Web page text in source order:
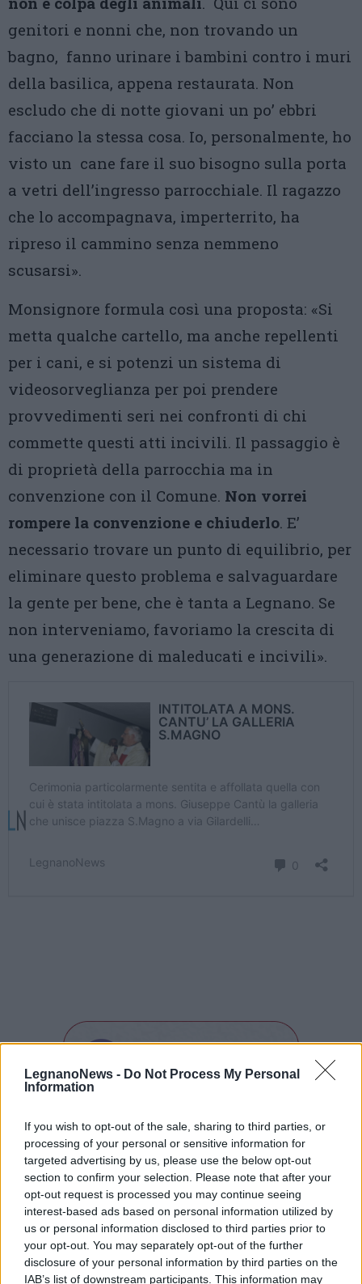
LegnanoNews - Do Not Process My Personal
Information
If you wish to opt-out of the sale, sharing to third parties, or
processing of your personal or sensitive information for
targeted advertising by us, please use the below opt-out
section to confirm your selection. Please note that after your
opt-out request is processed you may continue seeing
interest-based ads based on personal information utilized by
us or personal information disclosed to third parties prior to
your opt-out. You may separately opt-out of the further
disclosure of your personal information by third parties on the
IAB’s list of downstream participants. This information may
genitori e nonni che, non trovando un
bagno, fanno urinare i bambini contro i muri
della basilica, appena restaurata. Non
escludo che di notte giovani un po’ ebbri
facciano la stessa cosa. Io, personalmente, ho
visto un cane fare il suo bisogno sulla porta
a vetri dell’ingresso parrocchiale. Il ragazzo
che lo accompagnava, imperterrito, ha
ripreso il cammino senza nemmeno
scusarsi».
Monsignore formula così una proposta: «Si
metta qualche cartello, ma anche repellenti
per i cani, e si potenzi un sistema di
videosorveglianza per poi prendere
provvedimenti seri nei confronti di chi
commette questi atti incivili. Il passaggio è
di proprietà della parrocchia ma in
convenzione con il Comune. Non vorrei
rompere la convenzione e chiuderlo. E’
necessario trovare un punto di equilibrio, per
eliminare questo problema e salvaguardare
la gente per bene, che è tanta a Legnano. Se
non interveniamo, favoriamo la crescita di
una generazione di maleducati e incivili».
Via Confalonieri, 5
Castronno
Tutti gli eventi
diagosto
Marco Tajè
direttore@legnanonews.com
Noi di LegnanoNews abbiamo a cuore l'informazione del